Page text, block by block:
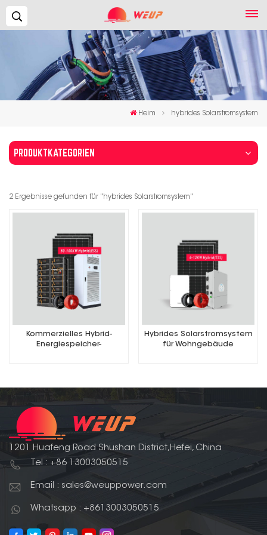
Heim hybrides Solarstromsystem
PRODUKTKATEGORIEN
2 Ergebnisse gefunden für "hybrides Solarstromsystem"
Kommerzielles Hybrid-
Energiespeicher-
Hybrides Solarstromsystem
für Wohngebäude
1201 Huafeng Road Shushan District,Hefei, China
Tel : +86 13003050515
Email : sales@weuppower.com
Whatsapp : +8613003050515